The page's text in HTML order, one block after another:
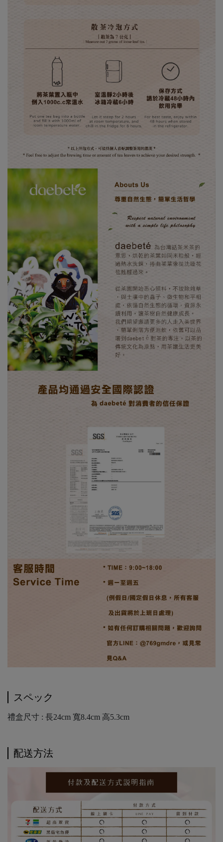
スペック
禮盒尺寸 : 長24cm 寬8.4cm 高5.3cm
配送方法